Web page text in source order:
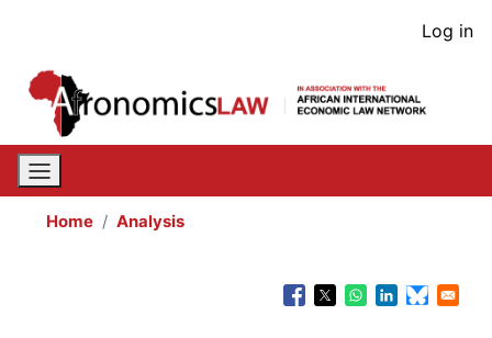
content
User
Log in
Home Analysis